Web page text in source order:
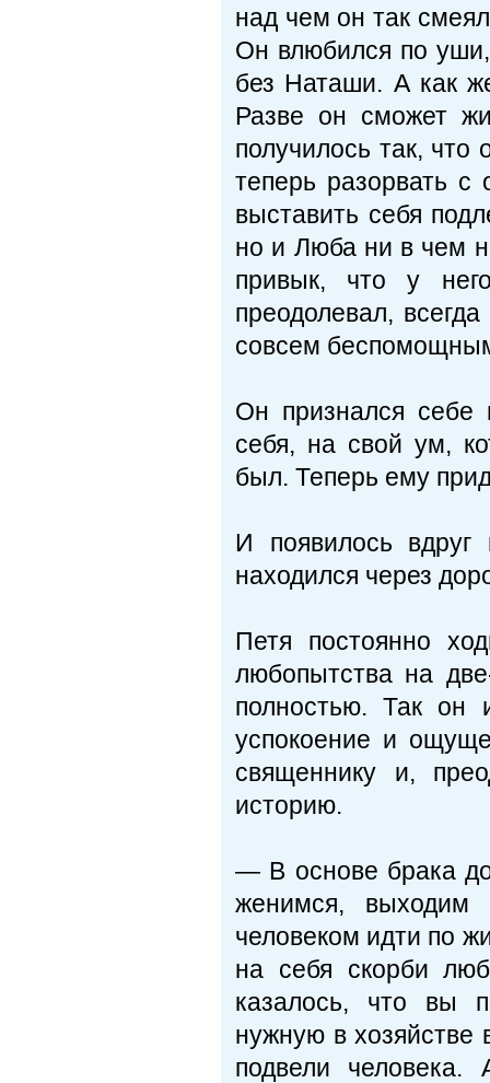
над чем он так
Он влюбился по
без Наташи. А как
Разве он сможет
получилось так,
теперь разорвать с
выставить себя
но и Люба ни в чем
привык, что у
преодолевал,
совсем
Он признался себе
себя, на свой ум,
был. Теперь ему
И появилось
находился через
Петя постоянно
любопытства на
полностью. Так
успокоение и
священнику и,
историю.
— В основе брака
женимся,
человеком идти по
на себя скорби
казалось, что вы
нужную в хозяйстве
подвели